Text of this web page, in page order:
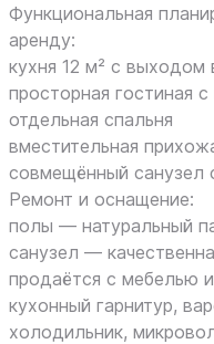
Функциональная
аренду:
кухня 12 м² с выходом
просторная гостиная
отдельная спальня
вместительная
совмещённый санузел
Ремонт и оснащение:
полы — натуральный
санузел —
продаётся с мебелью
кухонный гарнитур,
холодильник,